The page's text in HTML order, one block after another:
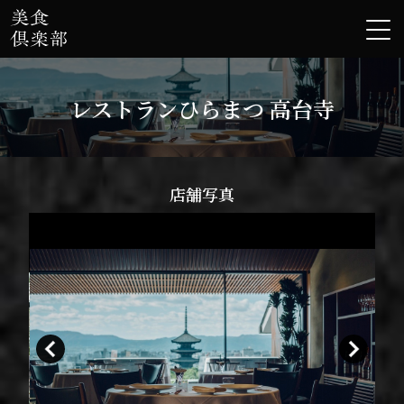
レストランひらまつ 高台寺
店舗写真